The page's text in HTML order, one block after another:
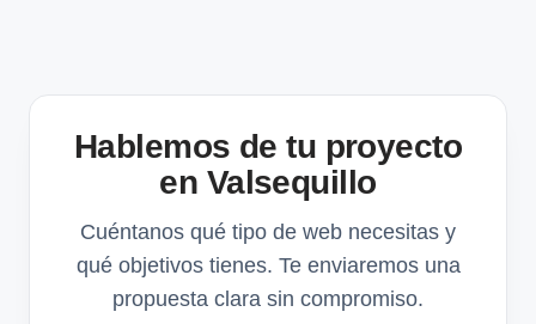
Hablemos de tu proyecto
en Valsequillo
Cuéntanos qué tipo de web necesitas y
qué objetivos tienes. Te enviaremos una
propuesta clara sin compromiso.